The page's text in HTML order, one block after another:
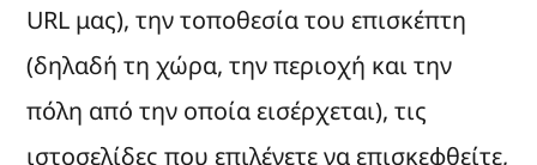
URL μας), την τοποθεσία του επισκέπτη
(δηλαδή τη χώρα, την περιοχή και την
πόλη από την οποία εισέρχεται), τις
ιστοσελίδες που επιλέγετε να επισκεφθείτε,